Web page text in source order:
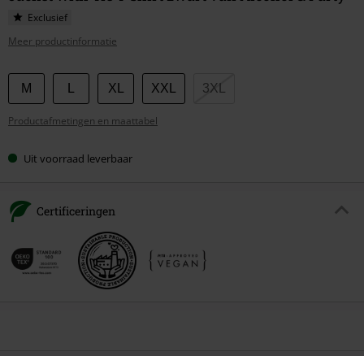
Exclusief
Meer productinformatie
Kies
je
maat
M XL XXL 3XL
Productafmetingen en maattabel
Uit voorraad leverbaar
Certificeringen